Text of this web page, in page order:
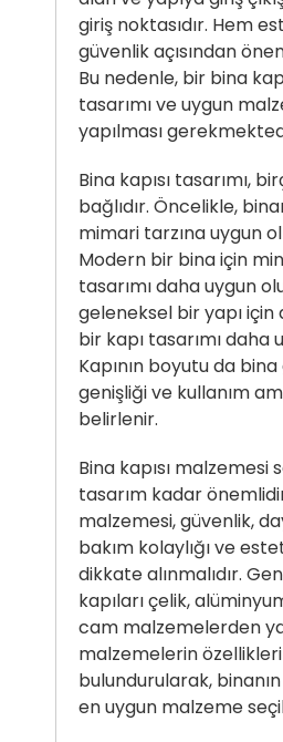
giriş noktasıdır. Hem
güvenlik açısından
Bu nedenle, bir bina
tasarımı ve uygun
yapılması
Bina kapısı tasarımı,
bağlıdır. Öncelikle,
mimari tarzına uygun
Modern bir bina için
tasarımı daha uygun
geleneksel bir yapı
bir kapı tasarımı daha
Kapının boyutu da
genişliği ve kullanım
belirlenir.
Bina kapısı malzemesi
tasarım kadar
malzemesi, güvenlik,
bakım kolaylığı ve
dikkate alınmalıdır.
kapıları çelik,
cam malzemelerden
malzemelerin
bulundurularak,
en uygun malzeme